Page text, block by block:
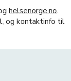
helsenorge.no.
og kontaktinfo til